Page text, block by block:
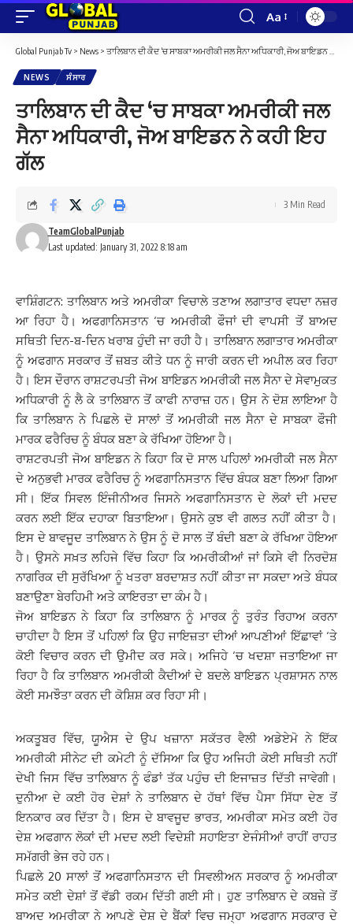
Font
Resizer
Aa
Global Punjab Tv > News > ਤਾਲਿਬਾਨ ਦੀ ਕੈਦ ‘ਚ ਸਾਬਕਾ ਅਮਰੀਕੀ ਜਲ ਸੈਨਾ ਅਧਿਕਾਰੀ, ਜੋਅ ਬਾਇਡਨ ਨੇ ਕਹੀ ਇਹ ਗੱਲ
NEWS ਸੰਸਾਰ
ਤਾਲਿਬਾਨ ਦੀ ਕੈਦ ‘ਚ ਸਾਬਕਾ ਅਮਰੀਕੀ ਜਲ
ਸੈਨਾ ਅਧਿਕਾਰੀ, ਜੋਅ ਬਾਇਡਨ ਨੇ ਕਹੀ ਇਹ
ਗੱਲ
Last updated: January 31, 2022 8:18 am
TeamGlobalPunjab
3 Min Read
ਵਾਸ਼ਿੰਗਟਨ: ਤਾਲਿਬਾਨ ਅਤੇ ਅਮਰੀਕਾ ਵਿਚਾਲੇ ਤਣਾਅ ਲਗਾਤਾਰ ਵਧਦਾ ਨਜ਼ਰ
ਆ ਰਿਹਾ ਹੈ। ਅਫਗਾਨਿਸਤਾਨ ‘ਚ ਅਮਰੀਕੀ ਫੌਜਾਂ ਦੀ ਵਾਪਸੀ ਤੋਂ ਬਾਅਦ
ਸਥਿਤੀ ਦਿਨ-ਬ-ਦਿਨ ਖਰਾਬ ਹੁੰਦੀ ਜਾ ਰਹੀ ਹੈ। ਤਾਲਿਬਾਨ ਲਗਾਤਾਰ ਅਮਰੀਕਾ
ਨੂੰ ਅਫਗਾਨ ਸਰਕਾਰ ਤੋਂ ਜ਼ਬਤ ਕੀਤੇ ਧਨ ਨੂੰ ਜਾਰੀ ਕਰਨ ਦੀ ਅਪੀਲ ਕਰ ਰਿਹਾ
ਹੈ। ਇਸ ਦੌਰਾਨ ਰਾਸ਼ਟਰਪਤੀ ਜੋਅ ਬਾਇਡਨ ਅਮਰੀਕੀ ਜਲ ਸੈਨਾ ਦੇ ਸੇਵਾਮੁਕਤ
ਅਧਿਕਾਰੀ ਨੂੰ ਲੈ ਕੇ ਤਾਲਿਬਾਨ ਤੋਂ ਕਾਫੀ ਨਾਰਾਜ਼ ਹਨ। ਉਸ ਨੇ ਦੋਸ਼ ਲਾਇਆ ਹੈ
ਕਿ ਤਾਲਿਬਾਨ ਨੇ ਪਿਛਲੇ ਦੋ ਸਾਲਾਂ ਤੋਂ ਅਮਰੀਕੀ ਜਲ ਸੈਨਾ ਦੇ ਸਾਬਕਾ ਫੌਜੀ
ਮਾਰਕ ਫਰੈਰਿਚ ਨੂੰ ਬੰਧਕ ਬਣਾ ਕੇ ਰੱਖਿਆ ਹੋਇਆ ਹੈ।
ਰਾਸ਼ਟਰਪਤੀ ਜੋਅ ਬਾਇਡਨ ਨੇ ਕਿਹਾ ਕਿ ਦੋ ਸਾਲ ਪਹਿਲਾਂ ਅਮਰੀਕੀ ਜਲ ਸੈਨਾ
ਦੇ ਅਨੁਭਵੀ ਮਾਰਕ ਫਰੈਰਿਚ ਨੂੰ ਅਫਗਾਨਿਸਤਾਨ ਵਿੱਚ ਬੰਧਕ ਬਣਾ ਲਿਆ ਗਿਆ
ਸੀ। ਇੱਕ ਸਿਵਲ ਇੰਜੀਨੀਅਰ ਜਿਸਨੇ ਅਫਗਾਨਿਸਤਾਨ ਦੇ ਲੋਕਾਂ ਦੀ ਮਦਦ
ਕਰਨ ਲਈ ਇੱਕ ਦਹਾਕਾ ਬਿਤਾਇਆ। ਉਸਨੇ ਕੁਝ ਵੀ ਗਲਤ ਨਹੀਂ ਕੀਤਾ ਹੈ।
ਇਸ ਦੇ ਬਾਵਜੂਦ ਤਾਲਿਬਾਨ ਨੇ ਉਸ ਨੂੰ ਦੋ ਸਾਲ ਤੋਂ ਬੰਦੀ ਬਣਾ ਕੇ ਰੱਖਿਆ ਹੋਇਆ
ਹੈ। ਉਸਨੇ ਸਖ਼ਤ ਲਹਿਜੇ ਵਿੱਚ ਕਿਹਾ ਕਿ ਅਮਰੀਕੀਆਂ ਜਾਂ ਕਿਸੇ ਵੀ ਨਿਰਦੋਸ਼
ਨਾਗਰਿਕ ਦੀ ਸੁਰੱਖਿਆ ਨੂੰ ਖਤਰਾ ਬਰਦਾਸ਼ਤ ਨਹੀਂ ਕੀਤਾ ਜਾ ਸਕਦਾ ਅਤੇ ਬੰਧਕ
ਬਣਾਉਣਾ ਬੇਰਹਿਮੀ ਅਤੇ ਕਾਇਰਤਾ ਦਾ ਕੰਮ ਹੈ।
ਜੋਅ ਬਾਇਡਨ ਨੇ ਕਿਹਾ ਕਿ ਤਾਲਿਬਾਨ ਨੂੰ ਮਾਰਕ ਨੂੰ ਤੁਰੰਤ ਰਿਹਾਅ ਕਰਨਾ
ਚਾਹੀਦਾ ਹੈ ਇਸ ਤੋਂ ਪਹਿਲਾਂ ਕਿ ਉਹ ਜਾਇਜ਼ਤਾ ਦੀਆਂ ਆਪਣੀਆਂ ਇੱਛਾਵਾਂ ‘ਤੇ
ਕੋਈ ਵਿਚਾਰ ਕਰਨ ਦੀ ਉਮੀਦ ਕਰ ਸਕੇ। ਅਜਿਹੇ ‘ਚ ਖਦਸ਼ਾ ਜਤਾਇਆ ਜਾ
ਰਿਹਾ ਹੈ ਕਿ ਤਾਲਿਬਾਨ ਅਮਰੀਕੀ ਕੈਦੀਆਂ ਦੇ ਬਦਲੇ ਬਾਇਡਨ ਪ੍ਰਸ਼ਾਸਨ ਨਾਲ
ਕੋਈ ਸਮਝੌਤਾ ਕਰਨ ਦੀ ਕੋਸ਼ਿਸ਼ ਕਰ ਰਿਹਾ ਸੀ।
ਅਕਤੂਬਰ ਵਿੱਚ, ਯੂਐਸ ਦੇ ਉਪ ਖਜ਼ਾਨਾ ਸਕੱਤਰ ਵੈਲੀ ਅਡੇਏਮੋ ਨੇ ਇੱਕ
ਅਮਰੀਕੀ ਸੀਨੇਟ ਦੀ ਕਮੇਟੀ ਨੂੰ ਦੱਸਿਆ ਕਿ ਉਹ ਅਜਿਹੀ ਕੋਈ ਸਥਿਤੀ ਨਹੀਂ
ਦੇਖੀ ਜਿਸ ਵਿੱਚ ਤਾਲਿਬਾਨ ਨੂੰ ਫੰਡਾਂ ਤੱਕ ਪਹੁੰਚ ਦੀ ਇਜਾਜ਼ਤ ਦਿੱਤੀ ਜਾਵੇਗੀ।
ਦੁਨੀਆ ਦੇ ਕਈ ਹੋਰ ਦੇਸ਼ਾਂ ਨੇ ਤਾਲਿਬਾਨ ਦੇ ਹੱਥਾਂ ਵਿੱਚ ਪੈਸਾ ਸਿੱਧਾ ਦੇਣ ਤੋਂ
ਇਨਕਾਰ ਕਰ ਦਿੱਤਾ ਹੈ। ਇਸ ਦੇ ਬਾਵਜੂਦ ਭਾਰਤ, ਅਮਰੀਕਾ ਸਮੇਤ ਕਈ ਹੋਰ
ਦੇਸ਼ ਅਫਗਾਨ ਲੋਕਾਂ ਦੀ ਮਦਦ ਲਈ ਵਿਦੇਸ਼ੀ ਸਹਾਇਤਾ ਏਜੰਸੀਆਂ ਰਾਹੀਂ ਰਾਹਤ
ਸਮੱਗਰੀ ਭੇਜ ਰਹੇ ਹਨ।
ਪਿਛਲੇ 20 ਸਾਲਾਂ ਤੋਂ ਅਫਗਾਨਿਸਤਾਨ ਦੀ ਸਿਵਲੀਅਨ ਸਰਕਾਰ ਨੂੰ ਅਮਰੀਕਾ
ਸਮੇਤ ਕਈ ਦੇਸ਼ਾਂ ਤੋਂ ਵੱਡੀ ਰਕਮ ਦਿੱਤੀ ਗਈ ਸੀ। ਹੁਣ ਤਾਲਿਬਾਨ ਦੇ ਕਬਜ਼ੇ ਤੋਂ
ਬਾਅਦ ਅਮਰੀਕਾ ਨੇ ਆਪਣੇ ਦੇਸ਼ ਦੇ ਬੈਂਕਾਂ ਵਿਚ ਜਮ੍ਹਾ ਅਫਗਾਨ ਸਰਕਾਰ ਦੇ